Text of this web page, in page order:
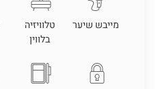
מייבש שיער
טלוויזיה
בלווין